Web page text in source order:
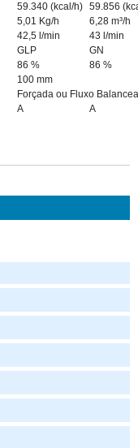
59.340 (kcal/h) 59.856
5,01 Kg/h
6,28 m³/h
42,5 l/min
43 l/min
GLP
GN
86 %
86 %
100 mm
Forçada ou Fluxo
A A